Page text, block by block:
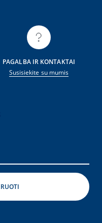
PAGALBA IR KONTAKTAI
Susisiekite su mumis